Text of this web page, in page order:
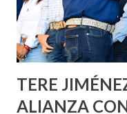
Asunción, Avenida
los edificios
Norias de Paso Hondo
TERE
ALIANZA